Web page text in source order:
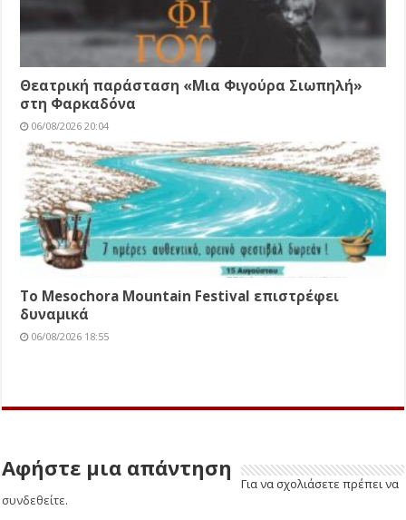
Θεατρική παράσταση «Μια Φιγούρα Σιωπηλή»
στη Φαρκαδόνα
06/08/2026 20:04
Το Mesochora Mountain Festival επιστρέφει
δυναμικά
06/08/2026 18:55
Αφήστε μια απάντηση
Για να σχολιάσετε πρέπει να
συνδεθείτε.